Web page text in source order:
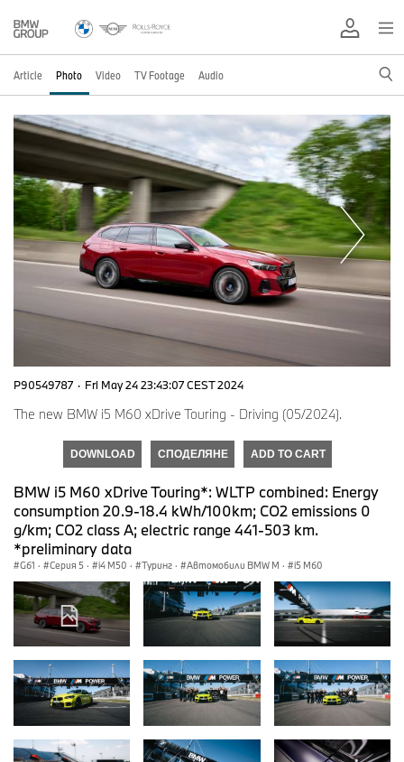
Article Photo Video TV Footage Audio
P90549787 · Fri May 24 23:43:07 CEST 2024
The new BMW i5 M60 xDrive Touring - Driving (05/2024).
DOWNLOAD СПОДЕЛЯНЕ ADD TO CART
BMW i5 M60 xDrive Touring*: WLTP combined: Energy
consumption 20.9-18.4 kWh/100km; CO2 emissions 0
g/km; CO2 class A; electric range 441-503 km.
*preliminary data
G61 · Серия 5 · i4 M50 · Туринг · Автомобили BMW M · i5 M60